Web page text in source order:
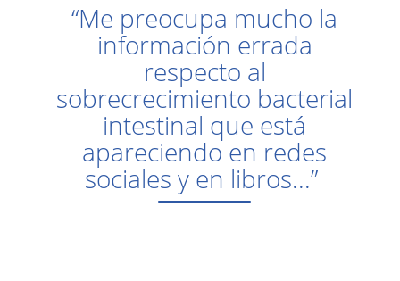
“Me preocupa mucho la
información errada
respecto al
sobrecrecimiento bacterial
intestinal que está
apareciendo en redes
sociales y en libros...”